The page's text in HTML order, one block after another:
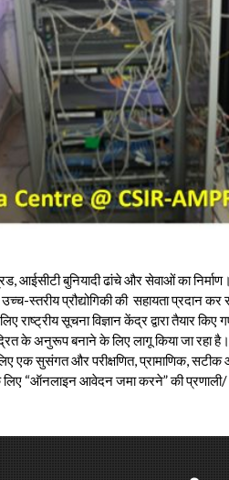
बुनियादी ढांचे और सेवाओं का
स्तरीय प्रौद्योगिकी की सहायता
सूचना विज्ञान केंद्र द्वारा तैयार
केंद्रित के अनुरूप बनाने के लिए लागू किया जा
एक सुसंगत और परीक्षणित, प्रामाणिक,
लिए “ऑनलाइन आवेदन जमा करने” की